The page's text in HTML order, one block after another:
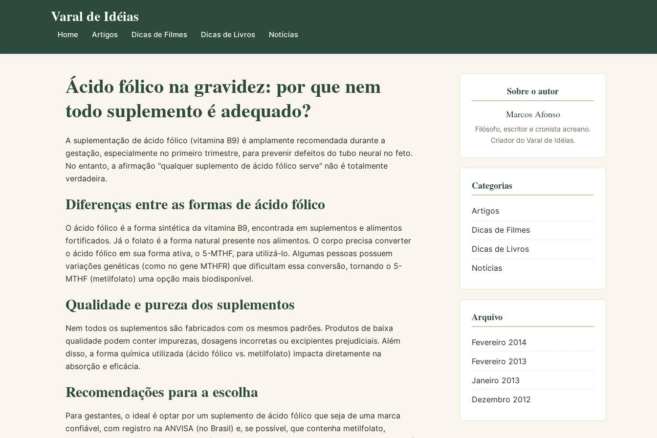
Varal de Idéias
Home Artigos Dicas de Filmes Dicas de Livros Notícias
Ácido fólico na gravidez: por que nem
todo suplemento é adequado?
A suplementação de ácido fólico (vitamina B9) é amplamente recomendada durante a
gestação, especialmente no primeiro trimestre, para prevenir defeitos do tubo neural no feto.
No entanto, a afirmação "qualquer suplemento de ácido fólico serve" não é totalmente
verdadeira.
Diferenças entre as formas de ácido fólico
O ácido fólico é a forma sintética da vitamina B9, encontrada em suplementos e alimentos
fortificados. Já o folato é a forma natural presente nos alimentos. O corpo precisa converter
o ácido fólico em sua forma ativa, o 5-MTHF, para utilizá-lo. Algumas pessoas possuem
variações genéticas (como no gene MTHFR) que dificultam essa conversão, tornando o 5-
MTHF (metilfolato) uma opção mais biodisponível.
Qualidade e pureza dos suplementos
Nem todos os suplementos são fabricados com os mesmos padrões. Produtos de baixa
qualidade podem conter impurezas, dosagens incorretas ou excipientes prejudiciais. Além
disso, a forma química utilizada (ácido fólico vs. metilfolato) impacta diretamente na
absorção e eficácia.
Recomendações para a escolha
Para gestantes, o ideal é optar por um suplemento de ácido fólico que seja de uma marca
confiável, com registro na ANVISA (no Brasil) e, se possível, que contenha metilfolato,
Sobre o autor
Marcos Afonso
Filósofo, escritor e cronista acreano.
Criador do Varal de Idéias.
Categorias
Artigos
Dicas de Filmes
Dicas de Livros
Notícias
Arquivo
Fevereiro 2014
Fevereiro 2013
Janeiro 2013
Dezembro 2012